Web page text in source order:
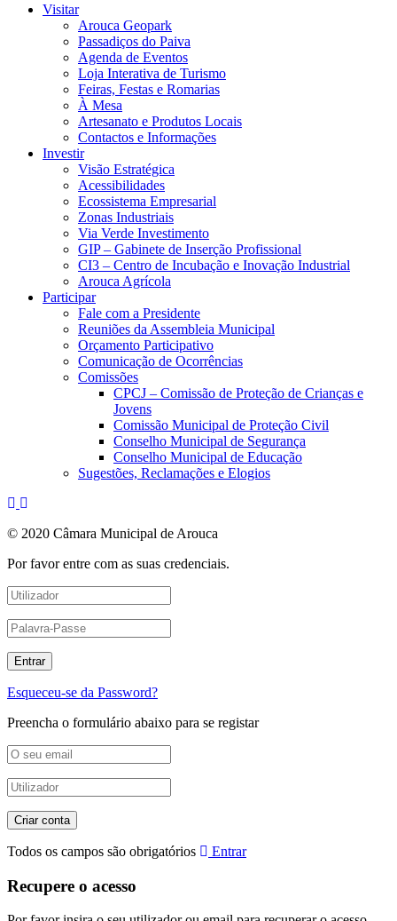
Visitar
Arouca Geopark
Passadiços do Paiva
Agenda de Eventos
Loja Interativa de Turismo
Feiras, Festas e Romarias
À Mesa
Artesanato e Produtos Locais
Contactos e Informações
Investir
Visão Estratégica
Acessibilidades
Ecossistema Empresarial
Zonas Industriais
Via Verde Investimento
GIP – Gabinete de Inserção Profissional
CI3 – Centro de Incubação e Inovação Industrial
Arouca Agrícola
Participar
Fale com a Presidente
Reuniões da Assembleia Municipal
Orçamento Participativo
Comunicação de Ocorrências
Comissões
CPCJ – Comissão de Proteção de Crianças e
Jovens
Comissão Municipal de Proteção Civil
Conselho Municipal de Segurança
Conselho Municipal de Educação
Sugestões, Reclamações e Elogios
© 2020 Câmara Municipal de Arouca
Por favor entre com as suas credenciais.
Esqueceu-se da Password?
Preencha o formulário abaixo para se registar
Todos os campos são obrigatórios Entrar
Recupere o acesso